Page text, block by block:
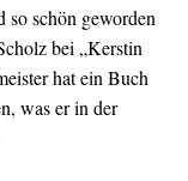
so schön geworden
bei „Kerstin
hat ein Buch
was er in der